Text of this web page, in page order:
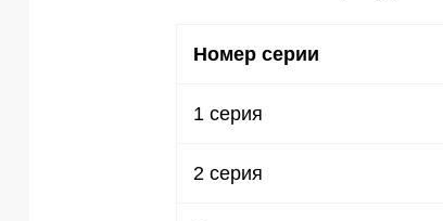
Номер серии
1 серия
2 серия